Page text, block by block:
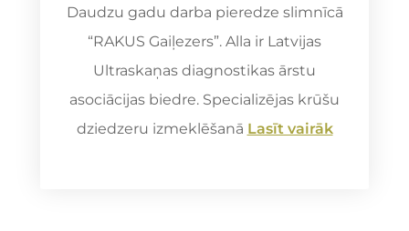
Daudzu gadu darba pieredze slimnīcā
“RAKUS Gaiļezers”. Alla ir Latvijas
Ultraskaņas diagnostikas ārstu
asociācijas biedre. Specializējas krūšu
dziedzeru izmeklēšanā Lasīt vairāk